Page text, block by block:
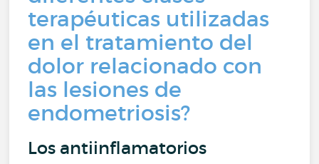
terapéuticas utilizadas
en el tratamiento del
dolor relacionado con
las lesiones de
endometriosis?
Los antiinflamatorios